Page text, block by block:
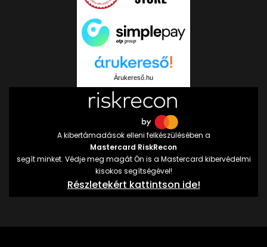
Árukereső.hu
A kibertámadások elleni felkészülésében a
Mastercard RiskRecon
segít minket. Védje meg magát Ön is a Mastercard kibervédelmi
kisokos segítségével!
Részletekért kattintson ide!